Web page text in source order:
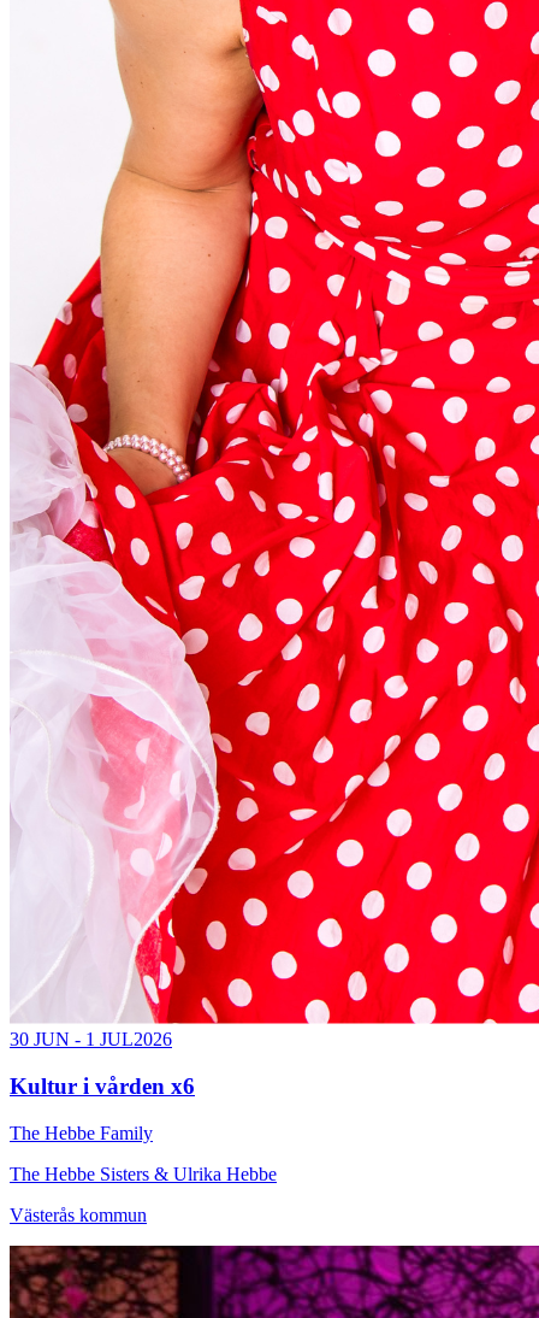
30 JUN - 1 JUL2026
Kultur i vården x6
The Hebbe Family
The Hebbe Sisters & Ulrika Hebbe
Västerås kommun